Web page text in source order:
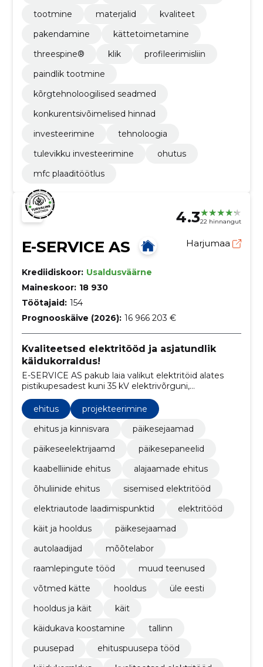
tootmine
materjalid
kvaliteet
pakendamine
kättetoimetamine
threespine®
klik
profileerimisliin
paindlik tootmine
kõrgtehnoloogilised seadmed
konkurentsivõimelised hinnad
investeerimine
tehnoloogia
tulevikku investeerimine
ohutus
mfc plaaditöötlus
4.322 hinnangut
E-SERVICE AS Harjumaa
Krediidiskoor: Usaldusväärne
Maineskoor: 18 930
Töötajaid: 154
Prognooskäive (2026): 16 966 203 €
Kvaliteetsed elektritööd ja asjatundlik
käidukorraldus!
E-SERVICE AS pakub laia valikut elektritöid alates
pistikupesadest kuni 35 kV elektrivõrguni,
keskendudes rohelisele mõtteviisile ja päikeseenergia
ning elektriauto laadijate lahendustele.
ehitus
projekteerimine
ehitus ja kinnisvara
päikesejaamad
päikeseelektrijaamd
päikesepaneelid
kaabelliinide ehitus
alajaamade ehitus
õhuliinide ehitus
sisemised elektritööd
elektriautode laadimispunktid
elektritööd
käit ja hooldus
päikesejaamad
autolaadijad
mõõtelabor
raamlepingute tööd
muud teenused
võtmed kätte
hooldus
üle eesti
hooldus ja käit
käit
käidukava koostamine
tallinn
puusepad
ehituspuusepa tööd